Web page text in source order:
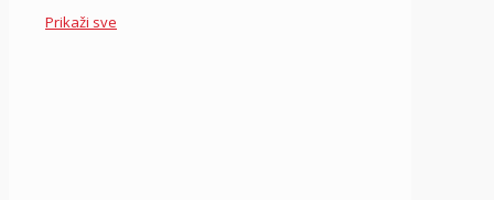
Prikaži sve